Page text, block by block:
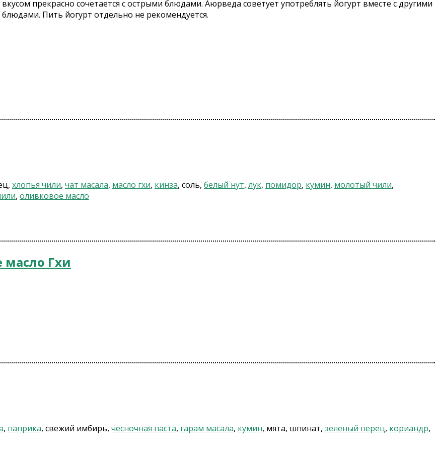
вкусом прекрасно сочетается с острыми блюдами. Аюрведа советует употреблять йогурт вместе с другими
блюдами. Пить йогурт отдельно не рекомендуется.
хлопья чили, чат масала, масло гхи, кинза, соль, белый нут, лук, помидор, кумин, молотый чили,
, оливковое масло
Гхи
, паприка, свежий имбирь, чесночная паста, гарам масала, кумин, мята, шпинат, зеленый перец, кориандр,